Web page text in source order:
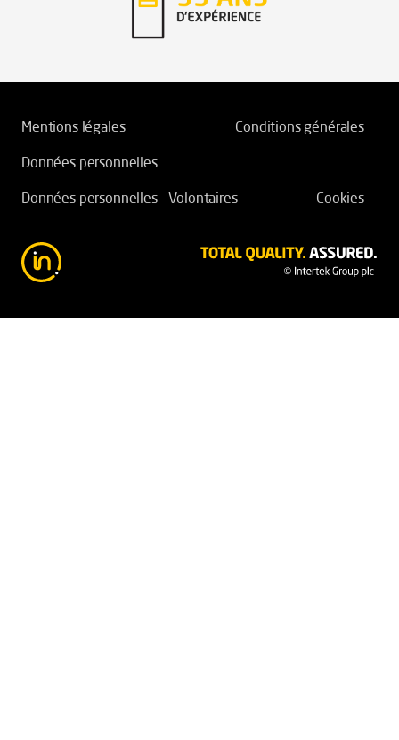
Mentions légales
Conditions générales
Données personnelles
Données personnelles – Volontaires
Cookies